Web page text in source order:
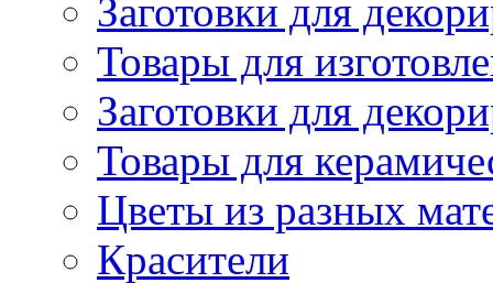
Заготовки для
Товары для
Заготовки для
Товары для
Цветы из разных
Красители